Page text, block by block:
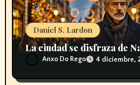
Daniel S. Lardon
La ciudad se disfraza de
Anxo Do Rego 4 diciembre,